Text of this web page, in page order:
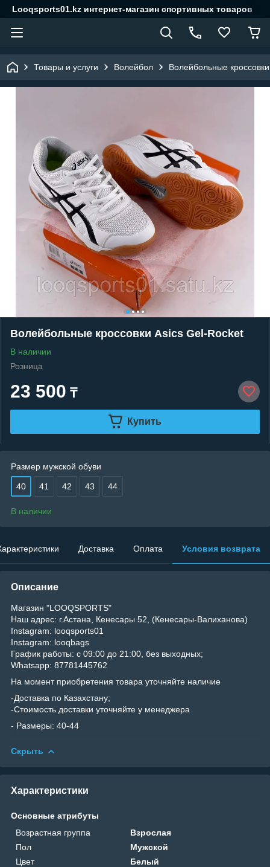
Looqsports01.kz интернет-магазин спортивных товаров
Товары и услуги Волейбол Волейбольные кроссовки
Волейбольные кроссовки Asics Gel-Rocket
В наличии
Розница
23 500 ₸
Купить
Размер мужской обуви
40 41 42 43 44
В наличии
Доставка Оплата Условия возврата
Описание
Магазин "LOOQSPORTS"
Наш адрес: г.Астана, Кенесары 52, (Кенесары-Валиханова)
Instagram: looqsports01
Instagram: looqbags
График работы: с 09:00 до 21:00, без выходных;
Whatsapp: 87781445762
На момент приобретения товара уточняйте наличие
-Доставка по Казахстану;
-Стоимость доставки уточняйте у менеджера
- Размеры: 40-44
Скрыть
Характеристики
Основные атрибуты
Возрастная группа
Взрослая
Пол
Мужской
Цвет
Белый